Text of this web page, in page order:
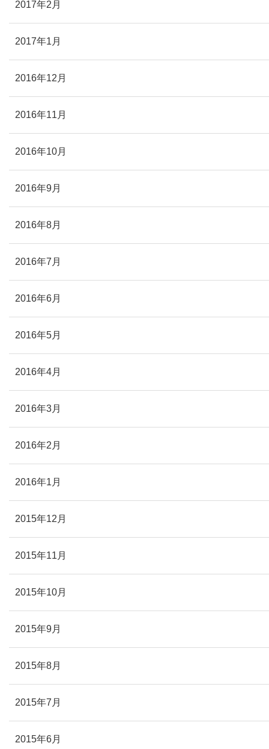
2017年2月
2017年1月
2016年12月
2016年11月
2016年10月
2016年9月
2016年8月
2016年7月
2016年6月
2016年5月
2016年4月
2016年3月
2016年2月
2016年1月
2015年12月
2015年11月
2015年10月
2015年9月
2015年8月
2015年7月
2015年6月